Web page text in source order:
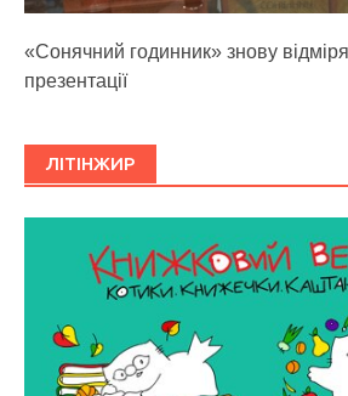
«Сонячний годинник» знову
презентації
ЛІТІНЖИР